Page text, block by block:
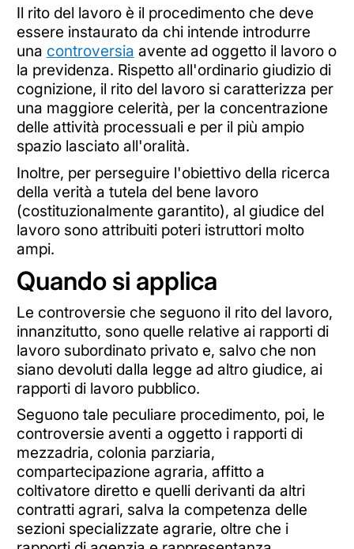
Il rito del lavoro è il procedimento che deve
essere instaurato da chi intende introdurre
una controversia avente ad oggetto il lavoro o
la previdenza. Rispetto all'ordinario giudizio di
cognizione, il rito del lavoro si caratterizza per
una maggiore celerità, per la concentrazione
delle attività processuali e per il più ampio
spazio lasciato all'oralità.
Inoltre, per perseguire l'obiettivo della ricerca
della verità a tutela del bene lavoro
(costituzionalmente garantito), al giudice del
lavoro sono attribuiti poteri istruttori molto
ampi.
Quando si applica
Le controversie che seguono il rito del lavoro,
innanzitutto, sono quelle relative ai rapporti di
lavoro subordinato privato e, salvo che non
siano devoluti dalla legge ad altro giudice, ai
rapporti di lavoro pubblico.
Seguono tale peculiare procedimento, poi, le
controversie aventi a oggetto i rapporti di
mezzadria, colonia parziaria,
compartecipazione agraria, affitto a
coltivatore diretto e quelli derivanti da altri
contratti agrari, salva la competenza delle
sezioni specializzate agrarie, oltre che i